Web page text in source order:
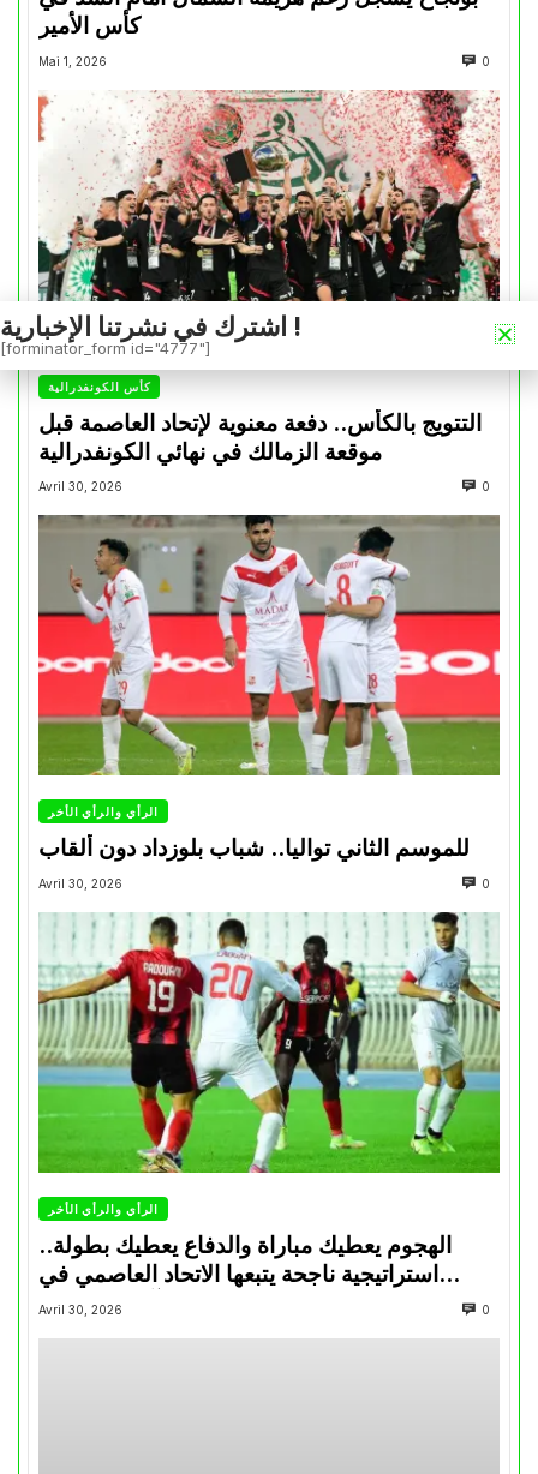
كأس الأمير
Mai 1, 2026 0
كأس الكونفدرالية
التتويج بالكأس.. دفعة معنوية لإتحاد العاصمة قبل
موقعة الزمالك في نهائي الكونفدرالية
Avril 30, 2026 0
الرأي والرأي الأخر
للموسم الثاني تواليا.. شباب بلوزداد دون ألقاب
Avril 30, 2026 0
الرأي والرأي الأخر
الهجوم يعطيك مباراة والدفاع يعطيك بطولة..
استراتيجية ناجحة يتبعها الاتحاد العاصمي في
تتويجاته آخر السنوات
Avril 30, 2026 0
اشترك في نشرتنا الإخبارية !
[forminator_form id="4777"]